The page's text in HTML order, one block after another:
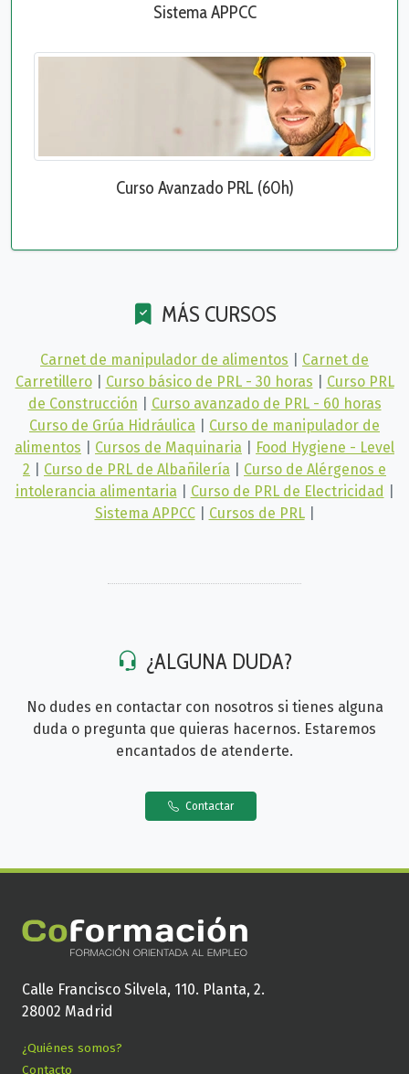
Sistema APPCC
Curso Avanzado PRL (60h)
MÁS CURSOS
Carnet de manipulador de alimentos
Carnet de
Carretillero
Curso básico de PRL - 30 horas
Curso PRL
de Construcción
Curso avanzado de PRL - 60 horas
Curso de Grúa Hidráulica
Curso de manipulador de
alimentos
Cursos de Maquinaria
Food Hygiene - Level
2
Curso de PRL de Albañilería
Curso de Alérgenos e
intolerancia alimentaria
Curso de PRL de Electricidad
Sistema APPCC
Cursos de PRL
¿ALGUNA DUDA?
No dudes en contactar con nosotros si tienes alguna
duda o pregunta que quieras hacernos. Estaremos
encantados de atenderte.
Contactar
Calle Francisco Silvela, 110. Planta, 2.
28002 Madrid
¿Quiénes somos?
Contacto